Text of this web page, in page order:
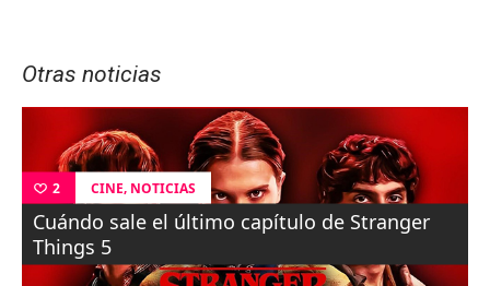
Otras noticias
2 CINE, NOTICIAS
Cuándo sale el último capítulo de Stranger
Things 5